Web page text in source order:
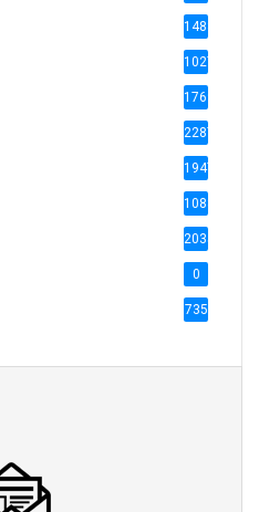
1488
1027
1769
2287
1947
1088
2035
0
735